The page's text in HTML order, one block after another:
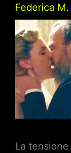
Federica M.
La